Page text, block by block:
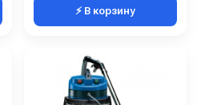
⚡ В корзину